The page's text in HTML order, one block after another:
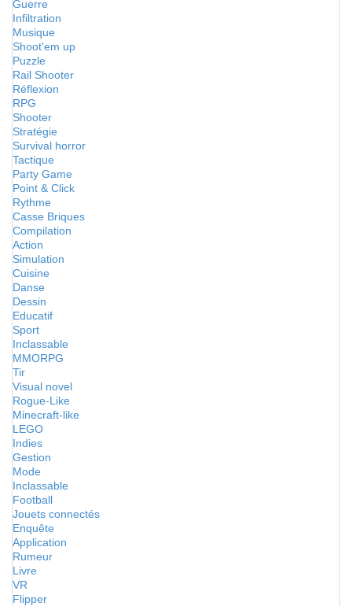
Guerre
Infiltration
Musique
Shoot'em up
Puzzle
Rail Shooter
Réflexion
RPG
Shooter
Stratégie
Survival horror
Tactique
Party Game
Point & Click
Rythme
Casse Briques
Compilation
Action
Simulation
Cuisine
Danse
Dessin
Educatif
Sport
Inclassable
MMORPG
Tir
Visual novel
Rogue-Like
Minecraft-like
LEGO
Indies
Gestion
Mode
Inclassable
Football
Jouets connectés
Enquête
Application
Rumeur
Livre
VR
Flipper